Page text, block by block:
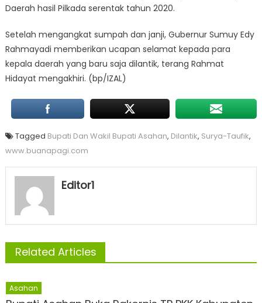
Daerah hasil Pilkada serentak tahun 2020.
Setelah mengangkat sumpah dan janji, Gubernur Sumuy Edy
Rahmayadi memberikan ucapan selamat kepada para
kepala daerah yang baru saja dilantik, terang Rahmat
Hidayat mengakhiri. (bp/IZAL)
Tagged Bupati Dan Wakil Bupati Asahan, Dilantik, Surya-Taufik,
www.buanapagi.com
Editor1
Related Articles
Asahan